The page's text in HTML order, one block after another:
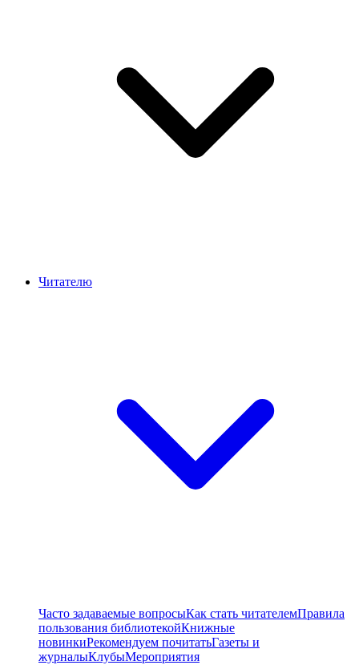
Читателю
Часто задаваемые вопросыКак стать читателемПравила
пользования библиотекойКнижные
новинкиРекомендуем почитатьГазеты и
журналыКлубыМероприятия